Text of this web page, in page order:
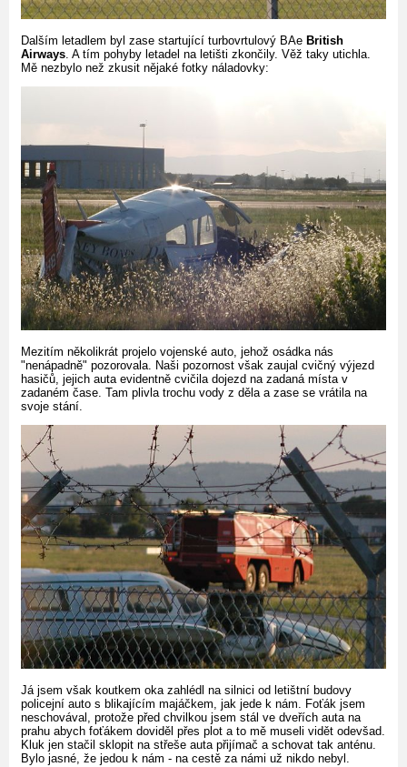
Dalším letadlem byl zase startující turbovrtulový BAe British
Airways. A tím pohyby letadel na letišti zkončily. Věž taky utichla.
Mě nezbylo než zkusit nějaké fotky náladovky:
Mezitím několikrát projelo vojenské auto, jehož osádka nás
"nenápadně" pozorovala. Naši pozornost však zaujal cvičný výjezd
hasičů, jejich auta evidentně cvičila dojezd na zadaná místa v
zadaném čase. Tam plivla trochu vody z děla a zase se vrátila na
svoje stání.
Já jsem však koutkem oka zahlédl na silnici od letištní budovy
policejní auto s blikajícím majáčkem, jak jede k nám. Foťák jsem
neschovával, protože před chvilkou jsem stál ve dveřích auta na
prahu abych foťákem doviděl přes plot a to mě museli vidět odevšad.
Kluk jen stačil sklopit na střeše auta přijímač a schovat tak anténu.
Bylo jasné, že jedou k nám - na cestě za námi už nikdo nebyl.